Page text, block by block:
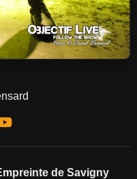
de Savigny